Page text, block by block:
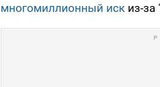
многомиллионный иск из-за